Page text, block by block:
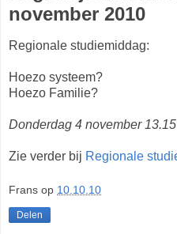
november 2010
Regionale studiemiddag:
Hoezo systeem?
Hoezo Familie?
Donderdag 4 november
Zie verder bij Regionale
Frans op 10.10.10
Delen